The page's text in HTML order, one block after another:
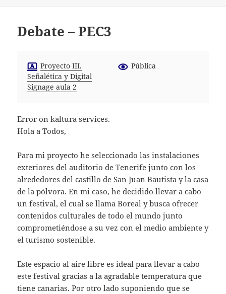
Debate – PEC3
Proyecto III.
Señalética y Digital
Signage aula 2
Pública
Error on kaltura services.
Hola a Todos,
Para mi proyecto he seleccionado las instalaciones
exteriores del auditorio de Tenerife junto con los
alrededores del castillo de San Juan Bautista y la casa
de la pólvora. En mi caso, he decidido llevar a cabo
un festival, el cual se llama Boreal y busca ofrecer
contenidos culturales de todo el mundo junto
comprometiéndose a su vez con el medio ambiente y
el turismo sostenible.
Este espacio al aire libre es ideal para llevar a cabo
este festival gracias a la agradable temperatura que
tiene canarias. Por otro lado suponiendo que se